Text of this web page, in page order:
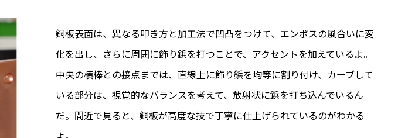
銅板表面は、異なる叩き方と加工法で凹凸をつけて、エンボスの風合いに変
化を出し、さらに周囲に飾り鋲を打つことで、アクセントを加えているよ。
中央の横棒との接点までは、直線上に飾り鋲を均等に割り付け、カーブして
いる部分は、視覚的なバランスを考えて、放射状に鋲を打ち込んでいるん
だ。間近で見ると、銅板が高度な技で丁寧に仕上げられているのがわかる